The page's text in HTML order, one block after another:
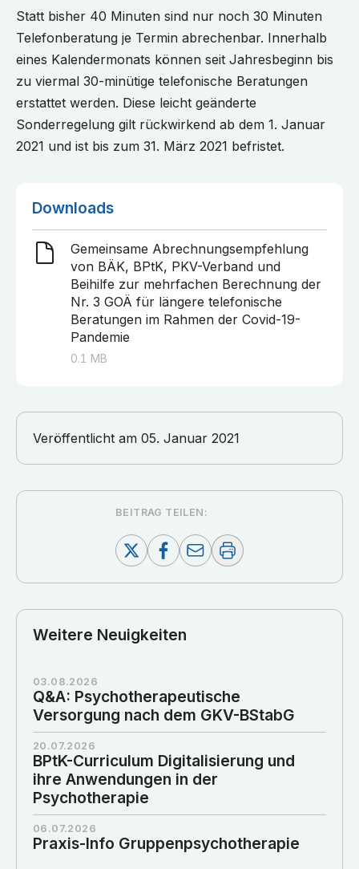
Statt bisher 40 Minuten sind nur noch 30 Minuten
Telefonberatung je Termin abrechenbar. Innerhalb
eines Kalendermonats können seit Jahresbeginn bis
zu viermal 30-minütige telefonische Beratungen
erstattet werden. Diese leicht geänderte
Sonderregelung gilt rückwirkend ab dem 1. Januar
2021 und ist bis zum 31. März 2021 befristet.
Downloads
Gemeinsame Abrechnungsempfehlung
von BÄK, BPtK, PKV-Verband und
Beihilfe zur mehrfachen Berechnung der
Nr. 3 GOÄ für längere telefonische
Beratungen im Rahmen der Covid-19-
Pandemie
0.1 MB
Veröffentlicht am 05. Januar 2021
BEITRAG TEILEN:
Weitere Neuigkeiten
03.08.2026
Q&A: Psychotherapeutische
Versorgung nach dem GKV-BStabG
20.07.2026
BPtK-Curriculum Digitalisierung und
ihre Anwendungen in der
Psychotherapie
06.07.2026
Praxis-Info Gruppenpsychotherapie